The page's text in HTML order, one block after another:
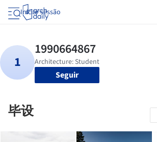
Iniciar sessão
Seguir
毕设